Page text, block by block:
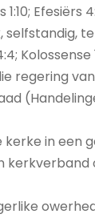
1:10; Efesiërs
regering
(Handelinge
kerke in een